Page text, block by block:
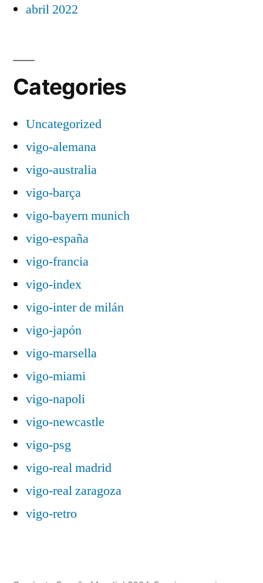
abril 2022
Categories
Uncategorized
vigo-alemana
vigo-australia
vigo-barça
vigo-bayern munich
vigo-españa
vigo-francia
vigo-index
vigo-inter de milán
vigo-japón
vigo-marsella
vigo-miami
vigo-napoli
vigo-newcastle
vigo-psg
vigo-real madrid
vigo-real zaragoza
vigo-retro